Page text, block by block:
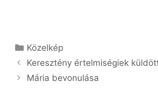
Kategória
Közelkép
Keresztény értelmiségiek
Mária bevonulása